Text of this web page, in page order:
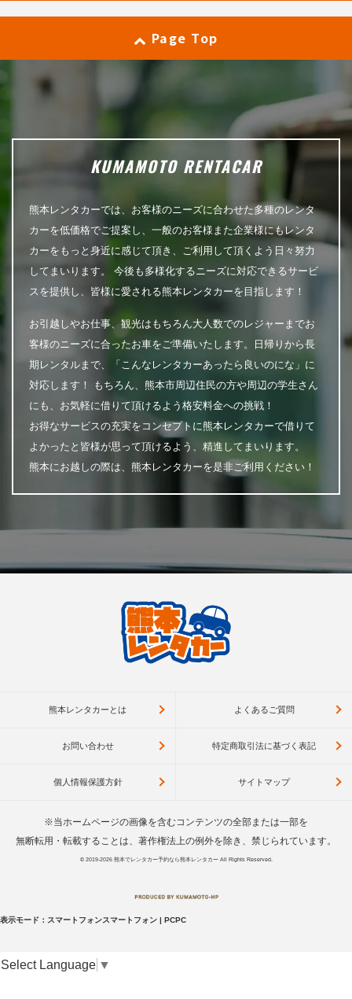
Page Top
KUMAMOTO RENTACAR
熊本レンタカーでは、お客様のニーズに合わせた多種のレンタ
カーを低価格でご提案し、一般のお客様また企業様にもレンタ
カーをもっと身近に感じて頂き、ご利用して頂くよう日々努力
してまいります。 今後も多様化するニーズに対応できるサービ
スを提供し、皆様に愛される熊本レンタカーを目指します！
お引越しやお仕事、観光はもちろん大人数でのレジャーまでお
客様のニーズに合ったお車をご準備いたします。日帰りから長
期レンタルまで、「こんなレンタカーあったら良いのにな」に
対応します！ もちろん、熊本市周辺住民の方や周辺の学生さん
にも、お気軽に借りて頂けるよう格安料金への挑戦！
お得なサービスの充実をコンセプトに熊本レンタカーで借りて
よかったと皆様が思って頂けるよう、精進してまいります。
熊本にお越しの際は、熊本レンタカーを是非ご利用ください！
熊本レンタカーとは よくあるご質問
お問い合わせ 特定商取引法に基づく表記
個人情報保護方針 サイトマップ
※当ホームページの画像を含むコンテンツの全部または一部を
無断転用・転載することは、著作権法上の例外を除き、禁じられています。
© 2019-2026 熊本でレンタカー予約なら熊本レンタカーAll Rights Reserved.
表示モード： スマートフォンスマートフォン | PCPC
Select Language ▼